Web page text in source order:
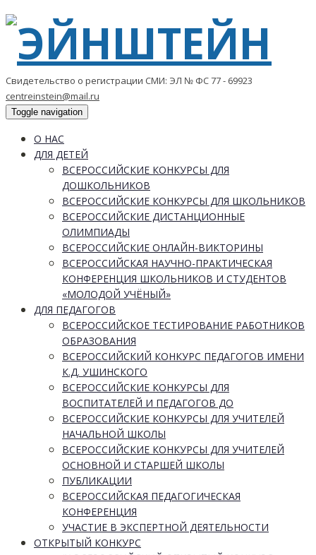
Свидетельство о регистрации СМИ: ЭЛ № ФС 77 - 69923
centreinstein@mail.ru
Toggle navigation
О НАС
ДЛЯ ДЕТЕЙ
ВСЕРОССИЙСКИЕ КОНКУРСЫ ДЛЯ
ДОШКОЛЬНИКОВ
ВСЕРОССИЙСКИЕ КОНКУРСЫ ДЛЯ ШКОЛЬНИКОВ
ВСЕРОССИЙСКИЕ ДИСТАНЦИОННЫЕ
ОЛИМПИАДЫ
ВСЕРОССИЙСКИЕ ОНЛАЙН-ВИКТОРИНЫ
ВСЕРОССИЙСКАЯ НАУЧНО-ПРАКТИЧЕСКАЯ
КОНФЕРЕНЦИЯ ШКОЛЬНИКОВ И СТУДЕНТОВ
«МОЛОДОЙ УЧЁНЫЙ»
ДЛЯ ПЕДАГОГОВ
ВСЕРОССИЙСКОЕ ТЕСТИРОВАНИЕ РАБОТНИКОВ
ОБРАЗОВАНИЯ
ВСЕРОССИЙСКИЙ КОНКУРС ПЕДАГОГОВ ИМЕНИ
К.Д. УШИНСКОГО
ВСЕРОССИЙСКИЕ КОНКУРСЫ ДЛЯ
ВОСПИТАТЕЛЕЙ И ПЕДАГОГОВ ДО
ВСЕРОССИЙСКИЕ КОНКУРСЫ ДЛЯ УЧИТЕЛЕЙ
НАЧАЛЬНОЙ ШКОЛЫ
ВСЕРОССИЙСКИЕ КОНКУРСЫ ДЛЯ УЧИТЕЛЕЙ
ОСНОВНОЙ И СТАРШЕЙ ШКОЛЫ
ПУБЛИКАЦИИ
ВСЕРОССИЙСКАЯ ПЕДАГОГИЧЕСКАЯ
КОНФЕРЕНЦИЯ
УЧАСТИЕ В ЭКСПЕРТНОЙ ДЕЯТЕЛЬНОСТИ
ОТКРЫТЫЙ КОНКУРС